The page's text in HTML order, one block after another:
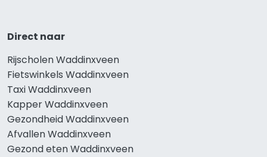
Direct naar
Rijscholen Waddinxveen
Fietswinkels Waddinxveen
Taxi Waddinxveen
Kapper Waddinxveen
Gezondheid Waddinxveen
Afvallen Waddinxveen
Gezond eten Waddinxveen